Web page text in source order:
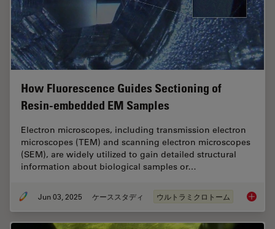
How Fluorescence Guides Sectioning of
Resin-embedded EM Samples
Electron microscopes, including transmission electron
microscopes (TEM) and scanning electron microscopes
(SEM), are widely utilized to gain detailed structural
information about biological samples or…
Jun 03, 2025 ケーススタディ ウルトラミクロトーム How